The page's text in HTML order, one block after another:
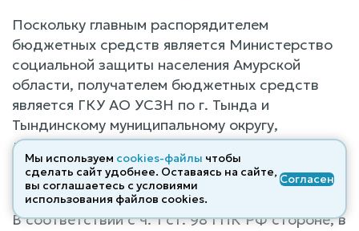
Поскольку главным распорядителем
бюджетных средств является Министерство
социальной защиты населения Амурской
области, получателем бюджетных средств
является ГКУ АО УСЗН по г. Тында и
Тындинскому муниципальному округу,
денежные средства подлежат взысканию в
пользу ГКУ АО УСЗН по г. Тында и
Тындинскому муниципальному округу.
В соответствии с ч. 1 ст. 98 ГПК РФ стороне, в
Мы используем cookies-файлы чтобы
сделать сайт удобнее. Оставаясь на сайте,
вы соглашаетесь с условиями
использования файлов cооkies.
Согласен